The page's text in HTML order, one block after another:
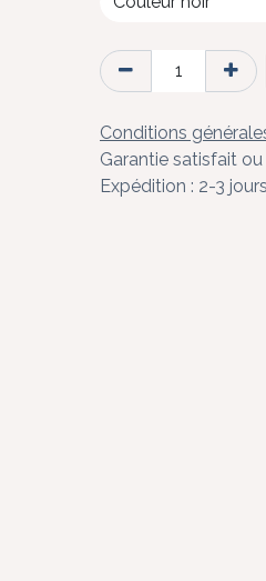
Conditions
Garantie satisfait
Expédition : 2-3